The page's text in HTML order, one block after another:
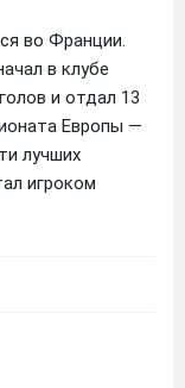
во Франции.
в клубе
и отдал 13
Европы —
лучших
игроком